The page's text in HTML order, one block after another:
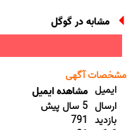
مشابه در گوگل
مشخصات آگهی
ایمیل مشاهده ایمیل
ارسال 5 سال پیش
بازدید 791